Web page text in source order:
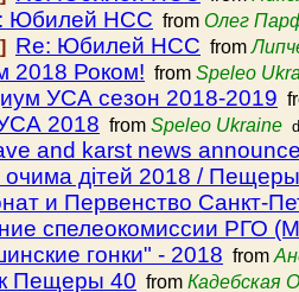
Юбилей НСС from Олег
Re: Юбилей НСС from
2018 Роком! from Speleo
УСА сезон 2018-2019
2018 from Speleo Ukraine
and karst news
дітей 2018 /
и Первенство Санкт-
спелеокомиссии РГО
гонки" - 2018 from
Пещеры 40 from Кадебская